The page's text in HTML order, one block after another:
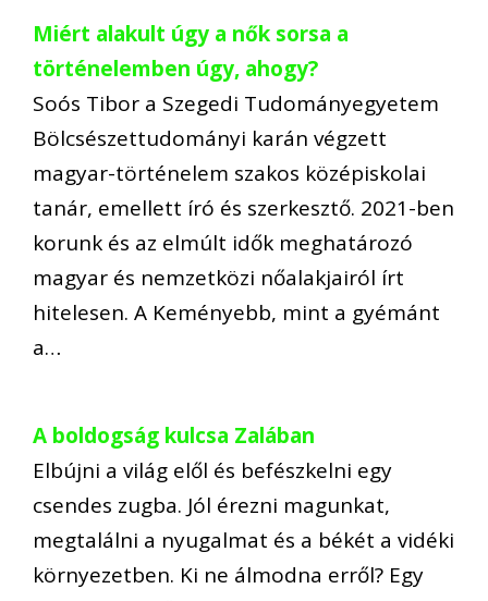
Miért alakult úgy a nők sorsa a
történelemben úgy, ahogy?
Soós Tibor a Szegedi Tudományegyetem
Bölcsészettudományi karán végzett
magyar-történelem szakos középiskolai
tanár, emellett író és szerkesztő. 2021-ben
korunk és az elmúlt idők meghatározó
magyar és nemzetközi nőalakjairól írt
hitelesen. A Keményebb, mint a gyémánt
a…
A boldogság kulcsa Zalában
Elbújni a világ elől és befészkelni egy
csendes zugba. Jól érezni magunkat,
megtalálni a nyugalmat és a békét a vidéki
környezetben. Ki ne álmodna erről? Egy